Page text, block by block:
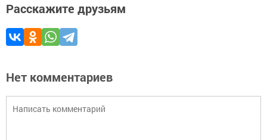
Расскажите друзьям
Нет комментариев